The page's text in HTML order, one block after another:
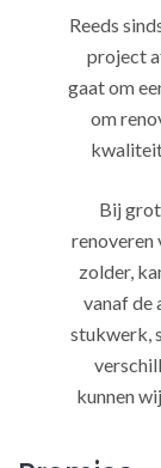
Reeds
project
gaat om
om
Bij
renoveren
zolder,
vanaf de
stukwerk,
kunnen